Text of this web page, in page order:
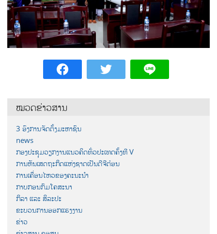
ໝວດຂ່າວສານ
3 ອົງການຈັດຕັ້ງມະຫາຊົນ
news
ກອງປະຊຸມວຽກງານແນວຄິດທົ່ວປະເທດຄັ້ງທີ V
ການຫັນເສດຖະກິດແຫ່ງຊາດເປັນດີຈີຕ໋ອນ
ການເຄື່ອນໄຫວຂອງຄະນະນຳ
ກາບກອນກົມໂຄສະນາ
ກິລາ ແລະ ສິລະປະ
ຂະບວນການອອກແຮງງານ
ຂ່າວ